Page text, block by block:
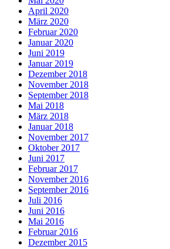
April 2020
März 2020
Februar 2020
Januar 2020
Juni 2019
Januar 2019
Dezember 2018
November 2018
September 2018
Mai 2018
März 2018
Januar 2018
November 2017
Oktober 2017
Juni 2017
Februar 2017
November 2016
September 2016
Juli 2016
Juni 2016
Mai 2016
Februar 2016
Dezember 2015